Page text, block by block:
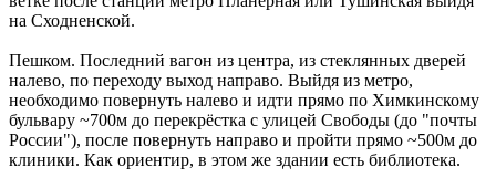
на Сходненской.
Пешком. Последний вагон из центра, из стеклянных дверей
налево, по переходу выход направо. Выйдя из метро,
необходимо повернуть налево и идти прямо по Химкинскому
бульвару ~700м до перекрёстка с улицей Свободы (до "почты
России"), после повернуть направо и пройти прямо ~500м до
клиники. Как ориентир, в этом же здании есть библиотека.